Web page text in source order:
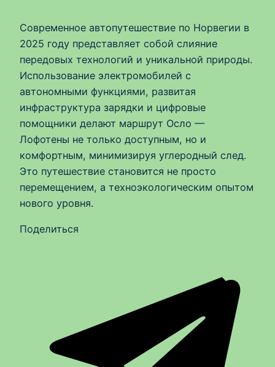
Современное автопутешествие по Норвегии в
2025 году представляет собой слияние
передовых технологий и уникальной природы.
Использование электромобилей с
автономными функциями, развитая
инфраструктура зарядки и цифровые
помощники делают маршрут Осло —
Лофотены не только доступным, но и
комфортным, минимизируя углеродный след.
Это путешествие становится не просто
перемещением, а техноэкологическим опытом
нового уровня.
Поделиться